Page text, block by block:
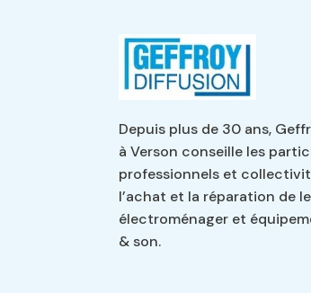
Depuis plus de 30 ans,
à Verson conseille les
professionnels et
l’achat et la réparation de
électroménager et
& son.